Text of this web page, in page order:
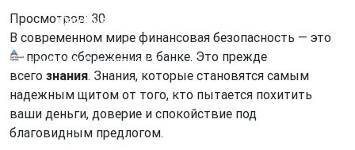
Сегодня в
Ресурсный центр общественных объединений Кировского
района (ул. Петухова,95/1)
Просмотров: 30
В современном мире финансовая безопасность — это
не просто сбережения в банке. Это прежде
всего знания. Знания, которые становятся самым
надежным щитом от того, кто пытается похитить
ваши деньги, доверие и спокойствие под
благовидным предлогом.